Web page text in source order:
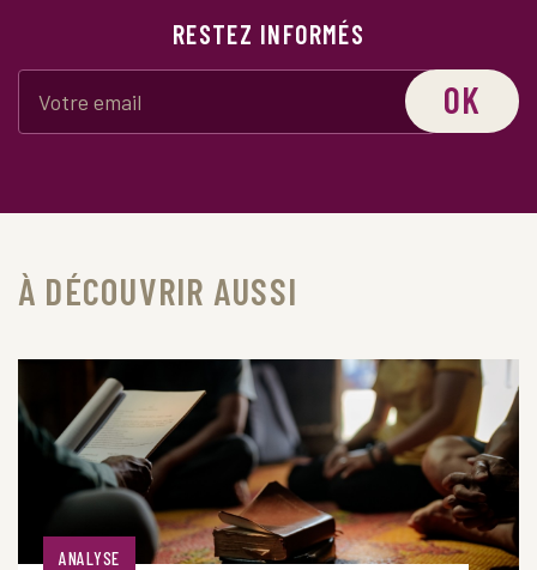
RESTEZ INFORMÉS
OK
À DÉCOUVRIR AUSSI
ANALYSE